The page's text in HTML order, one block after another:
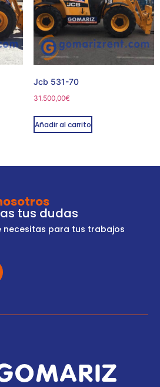
Jcb 531-70
31.500,00€
Añadir al carrito
tus dudas
necesitas para tus trabajos